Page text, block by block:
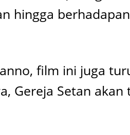
film ini juga
Gereja Setan